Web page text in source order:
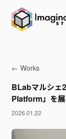
← Works
BLabマルシェ
Platform」を
2026.01.22